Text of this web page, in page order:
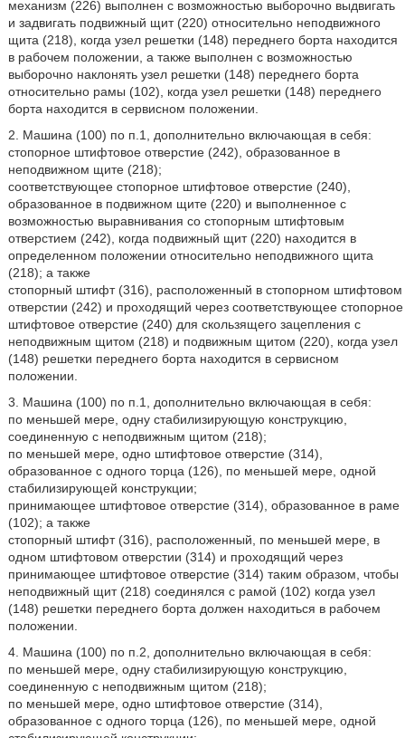
механизм (226) выполнен с возможностью выборочно выдвигать
и задвигать подвижный щит (220) относительно неподвижного
щита (218), когда узел решетки (148) переднего борта находится
в рабочем положении, а также выполнен с возможностью
выборочно наклонять узел решетки (148) переднего борта
относительно рамы (102), когда узел решетки (148) переднего
борта находится в сервисном положении.
2. Машина (100) по п.1, дополнительно включающая в себя:
стопорное штифтовое отверстие (242), образованное в
неподвижном щите (218);
соответствующее стопорное штифтовое отверстие (240),
образованное в подвижном щите (220) и выполненное с
возможностью выравнивания со стопорным штифтовым
отверстием (242), когда подвижный щит (220) находится в
определенном положении относительно неподвижного щита
(218); а также
стопорный штифт (316), расположенный в стопорном штифтовом
отверстии (242) и проходящий через соответствующее стопорное
штифтовое отверстие (240) для скользящего зацепления с
неподвижным щитом (218) и подвижным щитом (220), когда узел
(148) решетки переднего борта находится в сервисном
положении.
3. Машина (100) по п.1, дополнительно включающая в себя:
по меньшей мере, одну стабилизирующую конструкцию,
соединенную с неподвижным щитом (218);
по меньшей мере, одно штифтовое отверстие (314),
образованное с одного торца (126), по меньшей мере, одной
стабилизирующей конструкции;
принимающее штифтовое отверстие (314), образованное в раме
(102); а также
стопорный штифт (316), расположенный, по меньшей мере, в
одном штифтовом отверстии (314) и проходящий через
принимающее штифтовое отверстие (314) таким образом, чтобы
неподвижный щит (218) соединялся с рамой (102) когда узел
(148) решетки переднего борта должен находиться в рабочем
положении.
4. Машина (100) по п.2, дополнительно включающая в себя:
по меньшей мере, одну стабилизирующую конструкцию,
соединенную с неподвижным щитом (218);
по меньшей мере, одно штифтовое отверстие (314),
образованное с одного торца (126), по меньшей мере, одной